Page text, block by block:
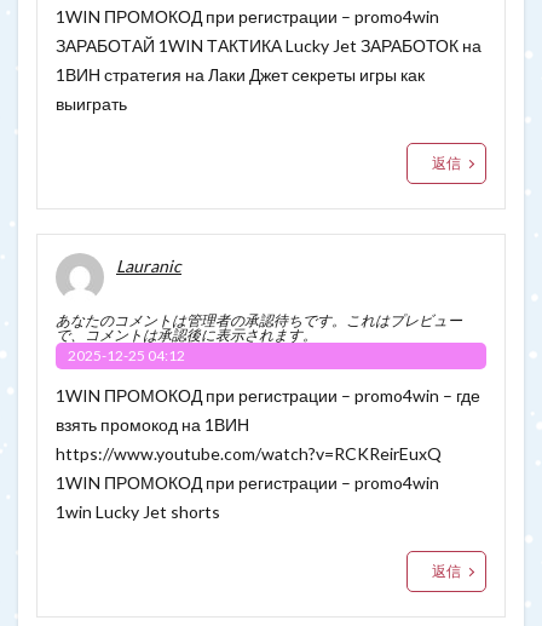
1WIN ПРОМОКОД при регистрации – promo4win
ЗАРАБОТАЙ 1WIN ТАКТИКА Lucky Jet ЗАРАБОТОК на
1ВИН стратегия на Лаки Джет секреты игры как
выиграть
返信
Lauranic
あなたのコメントは管理者の承認待ちです。これはプレビュー
で、コメントは承認後に表示されます。
2025-12-25 04:12
1WIN ПРОМОКОД при регистрации – promo4win – где
взять промокод на 1ВИН
https://www.youtube.com/watch?v=RCKReirEuxQ
1WIN ПРОМОКОД при регистрации – promo4win
1win Lucky Jet shorts
返信